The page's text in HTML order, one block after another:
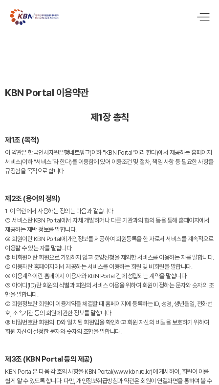
KBN Portal 이용약관
제1장 총칙
제1조 (목적)
이 약관은 한국인체자원은행네트워크(이하 "KBN Portal"이라 한다)에서 제공하는 홈페이지
서비스(이하 “서비스”라 한다)를 이용함에 있어 이용조건 및 절차, 책임 사항 등 필요한 사항을
규정함을 목적으로 합니다.
제2조 (용어의 정의)
1. 이 약관에서 사용하는 정의는 다음과 같습니다.
① 서비스란 KBN Portal에서 자체 개발하거나 다른 기관과의 협의 등을 통해 홈페이지에서
제공하는 제반 정보를 말합니다.
② 회원이란 KBN Portal에 개인정보를 제공하여 회원등록을 한 자로서 서비스를 계속적으로
이용할 수 있는 자를 말합니다.
③ 비회원이란 회원으로 가입하지 않고 분양신청을 제외한 서비스를 이용하는 자를 말합니다.
④ 이용자란 홈페이지에서 제공하는 서비스를 이용하는 회원 및 비회원을 말합니다.
⑤ 이용계약이란 홈페이지 이용자와 KBN Portal 간에 성립되는 계약을 말합니다.
⑥ 아이디(ID)란 회원의 식별과 회원의 서비스 이용을 위하여 회원이 정하는 문자와 숫자의 조
합을 말합니다.
⑦ 회원정보란 회원이 이용계약을 체결할 때 홈페이지에 등록하는 ID, 성명, 생년월일, 전화번
호, 소속기관 등의 회원에 관한 정보를 말합니다.
⑧ 비밀번호란 회원의 ID와 일치된 회원임을 확인하고 회원 자신의 비밀을 보호하기 위하여
회원 자신이 설정한 문자와 숫자의 조합을 말합니다.
제3조 (KBN Portal 등의 제공)
KBN Portal은 다음 각 호의 사항을 KBN Portal(www.kbn.re.kr)에 게시하여, 회원이 이를
쉽게 알 수 있도록 합니다. 다만, 개인정보취급방침과 약관은 회원이 연결화면을 통하여 볼 수